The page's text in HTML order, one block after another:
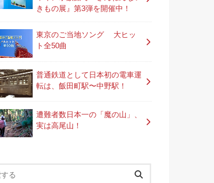
きもの展』第3弾を開催中！
東京のご当地ソング 大ヒッ
ト全50曲
普通鉄道として日本初の電車運
転は、飯田町駅〜中野駅！
遭難者数日本一の「魔の山」、
実は高尾山！